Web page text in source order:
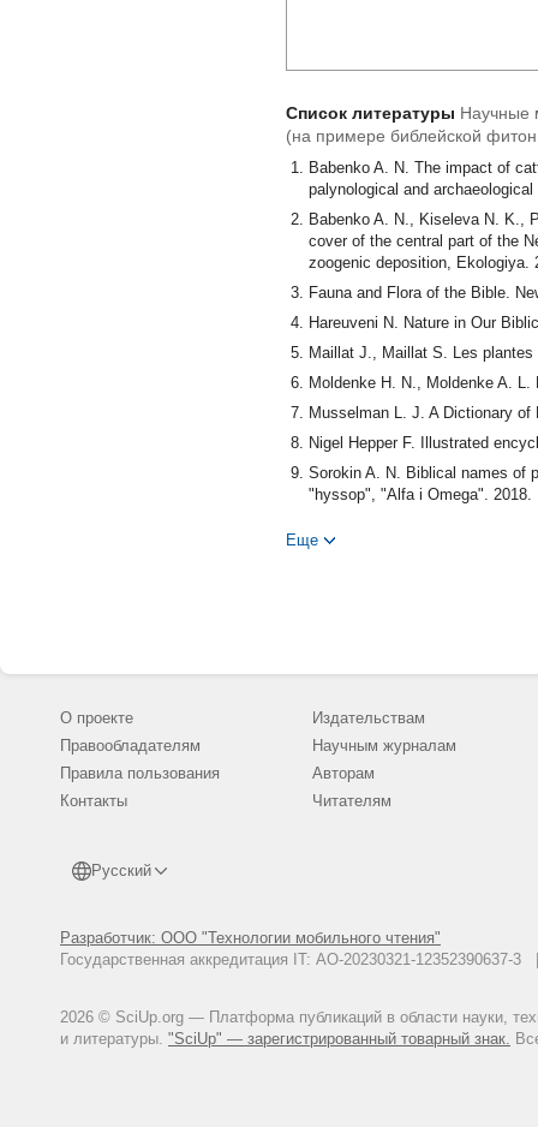
Список литературы Научные
(на примере библейской
Babenko A. N. The impact of
palynological and
Babenko A. N., Kiseleva N. K.,
cover of the central part of the
zoogenic deposition, Ekologiya.
Fauna and Flora of the Bible.
Hareuveni N. Nature in Our
Maillat J., Maillat S. Les
Moldenke H. N., Moldenke A.
Musselman L. J. A Dictionary
Nigel Hepper F. Illustrated
Sorokin A. N. Biblical names of
"hyssop", "Alfa i Omega".
pistachio (Pistacia vera L.,
2017a. T. 9. No. 3. P. 7-28.
Sorokin A. N. What is the basis
Synodal Translation of the Old
Zohary M. Plants of the Bible.
Еще
О проекте
Правообладателям
Правила пользования
Контакты
Русский
Разработчик: ООО "Технологии мобильного чтения"
Государственная аккредитация IT: АО-20230321-
2026 © SciUp.org — Платформа публикаций в области науки,
и литературы. "SciUp" — зарегистрированный товарный знак.
Издательствам
Научным журналам
Авторам
Читателям